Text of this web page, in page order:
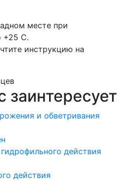
месте при
+25 С.
инструкцию на
заинтересует
действия